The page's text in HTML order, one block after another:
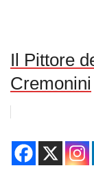
Il Pittore
Cremonini